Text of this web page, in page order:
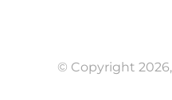
© Copyright 2026,